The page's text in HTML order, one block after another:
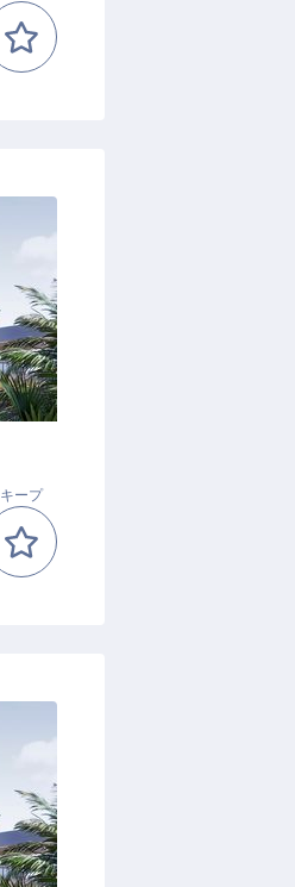
キープ